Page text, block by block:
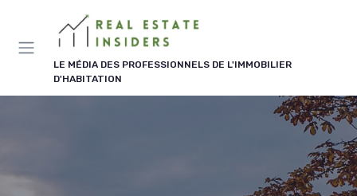
LE MÉDIA DES PROFESSIONNELS DE L'IMMOBILIER
D'HABITATION